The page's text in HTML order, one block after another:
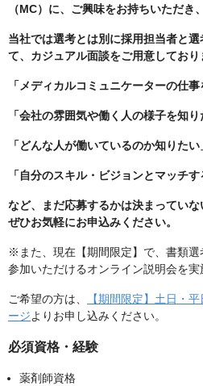
（MC）に、ご興味をお持ちいただき
当社では選考とは別に採用担当者と
て、カジュアル面談をご用意しており
「メディカルコミュニケーターの仕事
「会社の雰囲気や働く人の様子を知り
「どんな人が働いているのか知りたい
「自分のスキル・ビジョンとマッチす
など、まだ応募するかは決まっていな
ぜひお気軽にお申込みください。
※また、現在【期間限定】で、書類
参加いただけるオンライン説明会を実
ご希望の方は、
【期間限定】土日・
ージよりお申し込みください。
必須資格・経験
薬剤師資格